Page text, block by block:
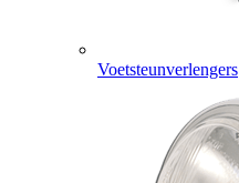
Voetsteunverlengers